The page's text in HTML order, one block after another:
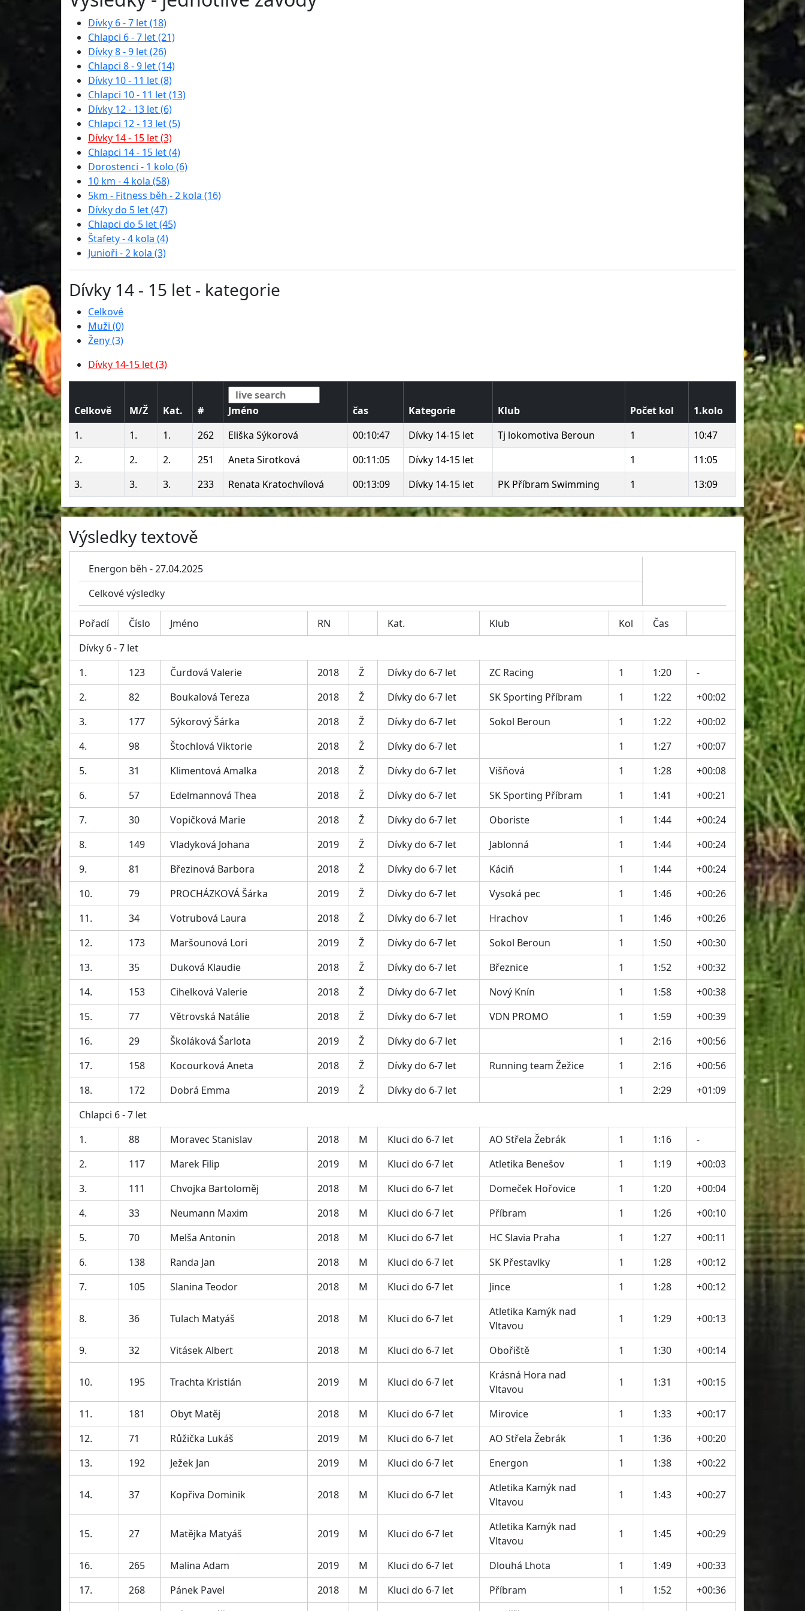
Dívky 6 - 7 let (18)
Chlapci 6 - 7 let (21)
Dívky 8 - 9 let (26)
Chlapci 8 - 9 let (14)
Dívky 10 - 11 let (8)
Chlapci 10 - 11 let (13)
Dívky 12 - 13 let (6)
Chlapci 12 - 13 let (5)
Dívky 14 - 15 let (3)
Chlapci 14 - 15 let (4)
Dorostenci - 1 kolo (6)
10 km - 4 kola (58)
5km - Fitness běh - 2 kola (16)
Dívky do 5 let (47)
Chlapci do 5 let (45)
Štafety - 4 kola (4)
Junioři - 2 kola (3)
Dívky 14 - 15 let - kategorie
Celkové
Muži (0)
Ženy (3)
Dívky 14-15 let (3)
Celkově M/Ž Kat. # Jméno čas Kategorie Klub Počet kol
1.kolo
1.
1. 1. 262 Eliška Sýkorová 00:10:47 Dívky 14-15 let Tj lokomotiva Beroun 1
10:47
2.
2. 2. 251 Aneta Sirotková 00:11:05 Dívky 14-15 let 1
11:05
3.
3. 3. 233 Renata Kratochvílová 00:13:09 Dívky 14-15 let PK Příbram Swimming 1 13:09
Výsledky textově
Energon běh - 27.04.2025
Celkové výsledky
Pořadí Číslo Jméno RN Kat. Klub Kol
Čas
Dívky 6 - 7 let
1.
123 Čurdová Valerie 2018 Ž Dívky do 6-7 let ZC Racing 1 1:20
-
2.
82 Boukalová Tereza 2018 Ž Dívky do 6-7 let SK Sporting Příbram 1 1:22
+00:02
3.
177 Sýkorový Šárka 2018 Ž Dívky do 6-7 let Sokol Beroun 1 1:22
+00:02
4.
98 Štochlová Viktorie 2018 Ž Dívky do 6-7 let 1 1:27
+00:07
5.
31 Klimentová Amalka 2018 Ž Dívky do 6-7 let Višňová 1 1:28
+00:08
6.
57 Edelmannová Thea 2018 Ž Dívky do 6-7 let SK Sporting Příbram 1 1:41
+00:21
7.
30 Vopičková Marie 2018 Ž Dívky do 6-7 let Oboriste 1 1:44
+00:24
8.
149 Vladyková Johana 2019 Ž Dívky do 6-7 let Jablonná 1 1:44
+00:24
9.
81 Březinová Barbora 2018 Ž Dívky do 6-7 let Káciň 1 1:44
+00:24
10.
79 PROCHÁZKOVÁ Šárka 2019 Ž Dívky do 6-7 let Vysoká pec 1 1:46
+00:26
11.
34 Votrubová Laura 2018 Ž Dívky do 6-7 let Hrachov 1 1:46
+00:26
12.
173 Maršounová Lori 2019 Ž Dívky do 6-7 let Sokol Beroun 1 1:50
+00:30
13.
35 Duková Klaudie 2018 Ž Dívky do 6-7 let Březnice 1 1:52
+00:32
14.
153 Cihelková Valerie 2018 Ž Dívky do 6-7 let Nový Knín 1 1:58
+00:38
15.
77 Větrovská Natálie 2018 Ž Dívky do 6-7 let VDN PROMO 1 1:59
+00:39
16.
29 Školáková Šarlota 2019 Ž Dívky do 6-7 let 1 2:16
+00:56
17.
158 Kocourková Aneta 2018 Ž Dívky do 6-7 let Running team Žežice 1 2:16
+00:56
18.
172 Dobrá Emma 2019 Ž Dívky do 6-7 let 1 2:29
+01:09
Chlapci 6 - 7 let
1.
88 Moravec Stanislav 2018 M Kluci do 6-7 let AO Střela Žebrák 1 1:16
-
2.
117 Marek Filip 2019 M Kluci do 6-7 let Atletika Benešov 1 1:19
+00:03
3.
111 Chvojka Bartoloměj 2018 M Kluci do 6-7 let Domeček Hořovice 1 1:20
+00:04
4.
33 Neumann Maxim 2018 M Kluci do 6-7 let Příbram 1 1:26
+00:10
5.
70 Melša Antonin 2018 M Kluci do 6-7 let HC Slavia Praha 1 1:27
+00:11
6.
138 Randa Jan 2018 M Kluci do 6-7 let SK Přestavlky 1 1:28
+00:12
7.
105 Slanina Teodor 2018 M Kluci do 6-7 let Jince 1 1:28 +00:12
8. 36 Tulach Matyáš 2018 M Kluci do 6-7 let
Atletika Kamýk nad
Vltavou
1 1:29 +00:13
9. 32 Vitásek Albert 2018 M Kluci do 6-7 let Obořiště 1 1:30 +00:14
10. 195 Trachta Kristián 2019 M Kluci do 6-7 let
Krásná Hora nad
Vltavou
1 1:31 +00:15
11. 181 Obyt Matěj 2018 M Kluci do 6-7 let Mirovice 1 1:33
+00:17
12.
71 Růžička Lukáš 2019 M Kluci do 6-7 let AO Střela Žebrák 1 1:36
+00:20
13.
192 Ježek Jan 2019 M Kluci do 6-7 let Energon 1 1:38 +00:22
14. 37 Kopřiva Dominik 2018 M Kluci do 6-7 let
Atletika Kamýk nad
Vltavou
1 1:43 +00:27
15. 27 Matějka Matyáš 2019 M Kluci do 6-7 let
Atletika Kamýk nad
Vltavou
1 1:45 +00:29
16. 265 Malina Adam 2019 M Kluci do 6-7 let Dlouhá Lhota 1 1:49
+00:33
17.
268 Pánek Pavel 2018 M Kluci do 6-7 let Příbram 1 1:52
+00:36